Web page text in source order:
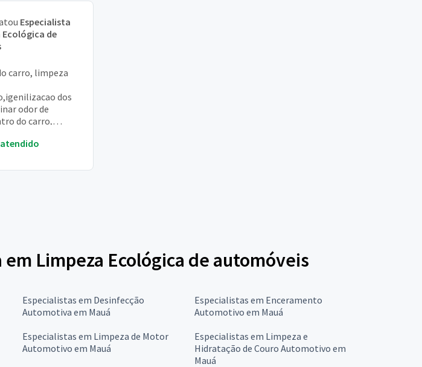
Especialista
de
carro, limpeza
dos
odor de
do carro,
do subteto, por
Limpeza Ecológica de automóveis
Especialistas em Desinfecção
Automotiva em Mauá
Especialistas em Enceramento
Automotivo em Mauá
Especialistas em Limpeza de Motor
Automotivo em Mauá
Especialistas em Limpeza e
Hidratação de Couro Automotivo em
Mauá